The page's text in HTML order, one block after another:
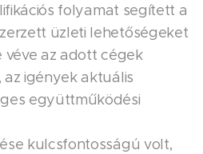
folyamat segített a
üzleti lehetőségeket
véve az adott cégek
igények aktuális
együttműködési
kulcsfontosságú volt,